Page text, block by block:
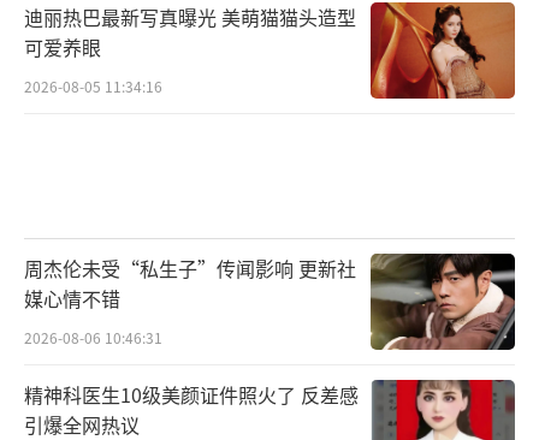
迪丽热巴最新写真曝光 美萌猫猫头造型
可爱养眼
2026-08-05 11:34:16
周杰伦未受“私生子”传闻影响 更新社
媒心情不错
2026-08-06 10:46:31
精神科医生10级美颜证件照火了 反差感
引爆全网热议